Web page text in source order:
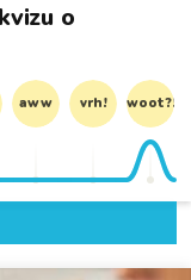
o
aww vrh! woot?!